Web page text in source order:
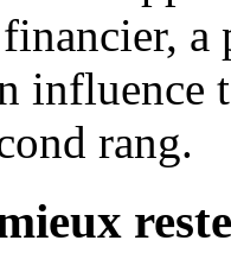
a
influence
rang.